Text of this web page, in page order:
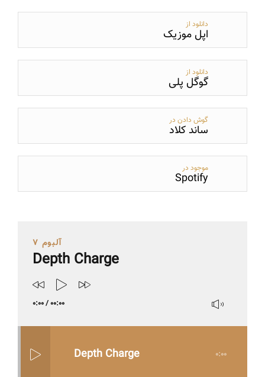
دانلود از
اپل موزیک
دانلود از
گوگل پلی
گوش دادن در
ساند کلاد
موجود در
Spotify
آلبوم 7
Depth Charge
00:00
/
0:00
Depth Charge 0:00